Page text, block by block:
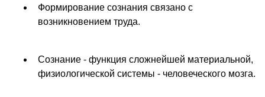
Формирование сознания связано с
возникновением труда.
Сознание - функция сложнейшей материальной,
физиологической системы - человеческого мозга.